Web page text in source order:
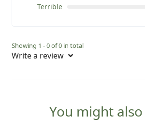
Terrible
Showing 1 - 0 of 0 in total
Write a review
You might